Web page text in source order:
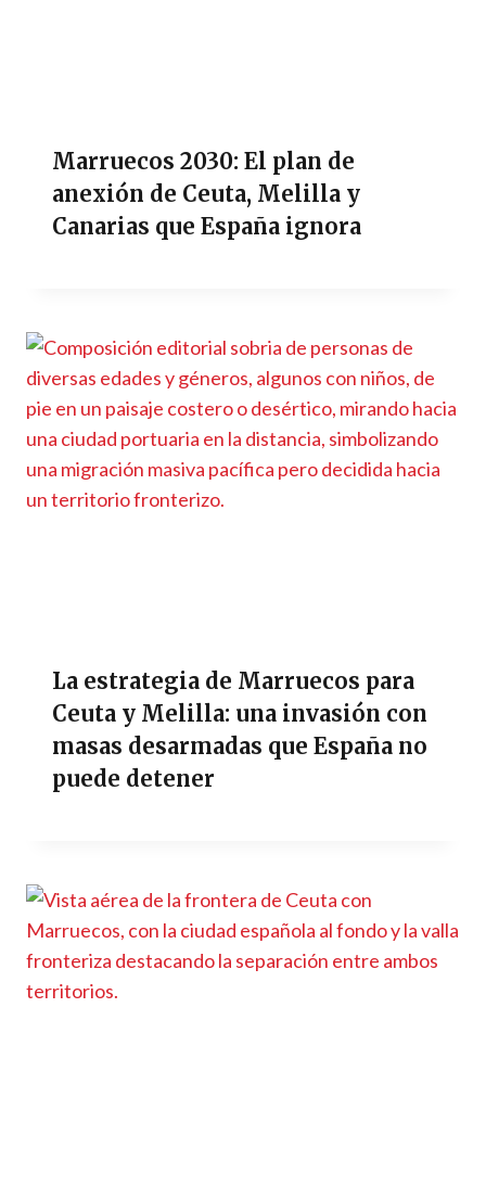
Marruecos 2030: El plan de
anexión de Ceuta, Melilla y
Canarias que España ignora
La estrategia de Marruecos para
Ceuta y Melilla: una invasión con
masas desarmadas que España no
puede detener